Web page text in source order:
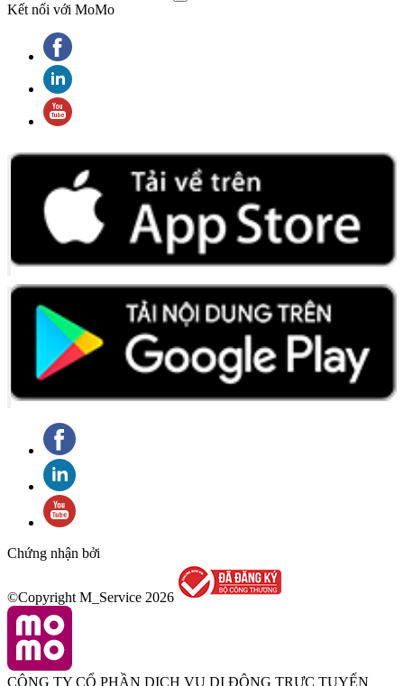
Kết nối với MoMo
Chứng nhận bởi
©Copyright M_Service 2026
CÔNG TY CỔ PHẦN DỊCH VỤ DI ĐỘNG TRỰC TUYẾN